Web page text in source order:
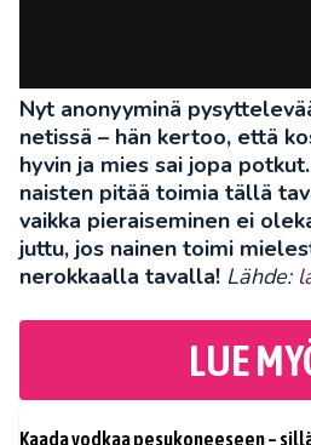
Nyt anonyyminä
netissä – hän kertoo, että
hyvin ja mies sai jopa potkut.
naisten pitää toimia tällä
vaikka pieraiseminen ei
juttu, jos nainen toimi
nerokkaalla tavalla! Lähde:
LUE
Kaada vodkaa pesukoneeseen –